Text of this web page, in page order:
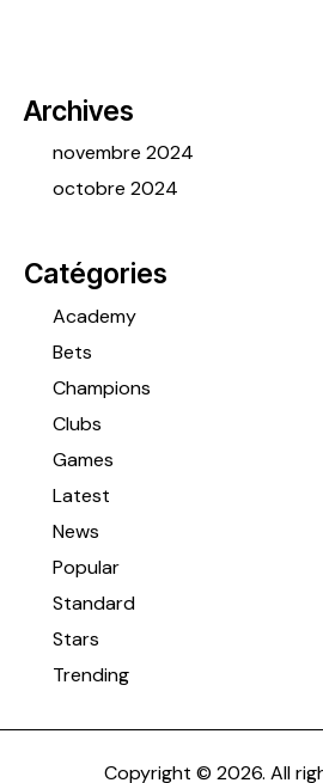
Archives
novembre 2024
octobre 2024
Catégories
Academy
Bets
Champions
Clubs
Games
Latest
News
Popular
Standard
Stars
Trending
Copyright © 2026. All